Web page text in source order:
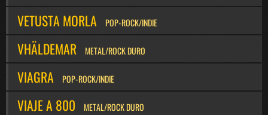
VETUSTA MORLA POP-ROCK/INDIE
VHÄLDEMAR METAL/ROCK DURO
VIAGRA POP-ROCK/INDIE
VIAJE A 800 METAL/ROCK DURO